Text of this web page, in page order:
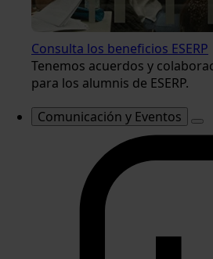
Consulta los beneficios ESERP
Tenemos acuerdos y
para los alumnis de ESERP.
Comunicación y Eventos